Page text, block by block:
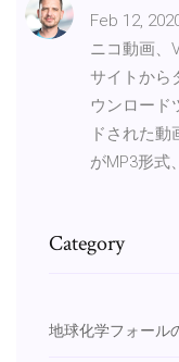
Feb 12,
ニコ動画、
サイトから
ウンロード
ドされた
がMP3形式
Category
地球化学フォール